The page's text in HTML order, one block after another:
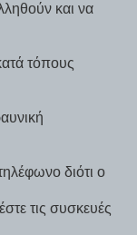
και να
τόπους
διότι ο
τις συσκευές